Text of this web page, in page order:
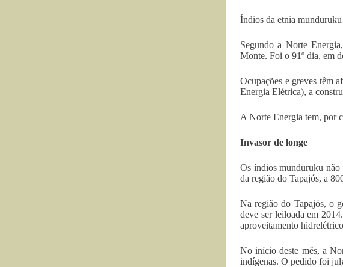
Índios da etnia
Segundo a Norte
Monte. Foi o 91º dia, em
Ocupações e greves têm
Energia Elétrica), a
A Norte Energia tem, por
Invasor de longe
Os índios munduruku não
da região do Tapajós, a
Na região do Tapajós, o
deve ser leiloada em
aproveitamento
No início deste mês, a
indígenas. O pedido foi